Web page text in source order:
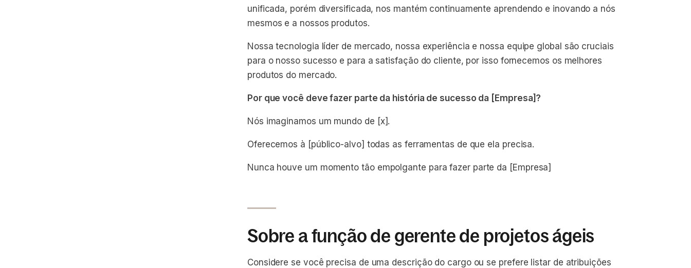
unificada, porém diversificada, nos mantém continuamente aprendendo e inovando a nós
mesmos e a nossos produtos.
Nossa tecnologia líder de mercado, nossa experiência e nossa equipe global são cruciais
para o nosso sucesso e para a satisfação do cliente, por isso fornecemos os melhores
produtos do mercado.
Por que você deve fazer parte da história de sucesso da [Empresa]?
Nós imaginamos um mundo de [x].
Oferecemos à [público-alvo] todas as ferramentas de que ela precisa.
Nunca houve um momento tão empolgante para fazer parte da [Empresa]
Sobre a função de gerente de projetos ágeis
Considere se você precisa de uma descrição do cargo ou se prefere listar de atribuições